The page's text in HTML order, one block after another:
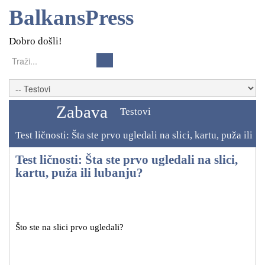
BalkansPress
Dobro došli!
Zabava Testovi
Test ličnosti: Šta ste prvo ugledali na slici, kartu, puža ili
Test ličnosti: Šta ste prvo ugledali na slici,
kartu, puža ili lubanju?
Što ste na slici prvo ugledali?